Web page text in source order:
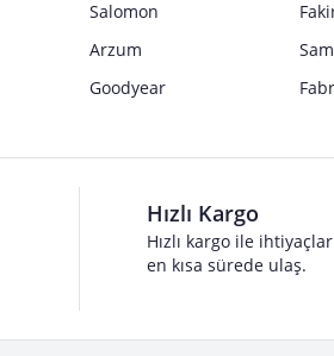
Salomon
Arzum
Goodyear
Hızlı Kargo
Hızlı kargo ile
en kısa sürede ulaş.